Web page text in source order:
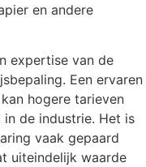
en andere
expertise van de
Een ervaren
hogere tarieven
de industrie. Het is
vaak gepaard
uiteindelijk waarde